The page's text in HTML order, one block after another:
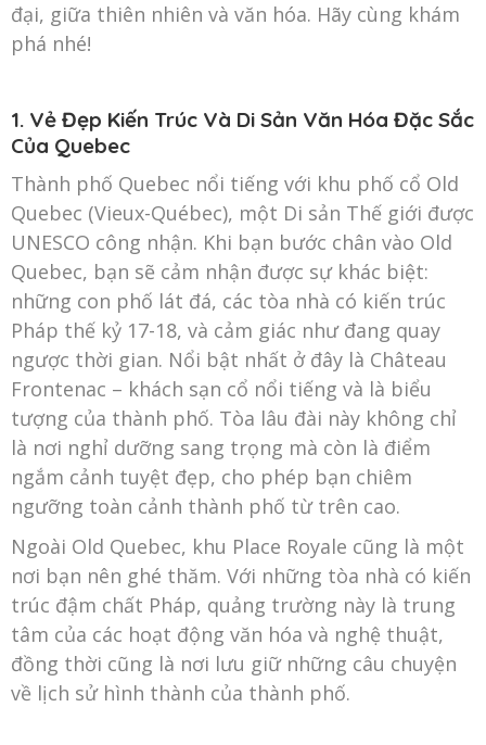
đại, giữa thiên nhiên và văn hóa. Hãy cùng khám
phá nhé!
1. Vẻ Đẹp Kiến Trúc Và Di Sản Văn Hóa Đặc Sắc
Của Quebec
Thành phố Quebec nổi tiếng với khu phố cổ Old
Quebec (Vieux-Québec), một Di sản Thế giới được
UNESCO công nhận. Khi bạn bước chân vào Old
Quebec, bạn sẽ cảm nhận được sự khác biệt:
những con phố lát đá, các tòa nhà có kiến trúc
Pháp thế kỷ 17-18, và cảm giác như đang quay
ngược thời gian. Nổi bật nhất ở đây là Château
Frontenac – khách sạn cổ nổi tiếng và là biểu
tượng của thành phố. Tòa lâu đài này không chỉ
là nơi nghỉ dưỡng sang trọng mà còn là điểm
ngắm cảnh tuyệt đẹp, cho phép bạn chiêm
ngưỡng toàn cảnh thành phố từ trên cao.
Ngoài Old Quebec, khu Place Royale cũng là một
nơi bạn nên ghé thăm. Với những tòa nhà có kiến
trúc đậm chất Pháp, quảng trường này là trung
tâm của các hoạt động văn hóa và nghệ thuật,
đồng thời cũng là nơi lưu giữ những câu chuyện
về lịch sử hình thành của thành phố.